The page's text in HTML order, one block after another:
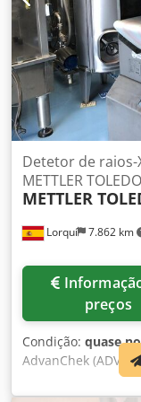
Lorquí 7.862 km
Detetor de raios-
METTLER TOLEDO
METTLER
preços
Condição: quase
AdvanChek (ADV
e produtos/
para detecção de